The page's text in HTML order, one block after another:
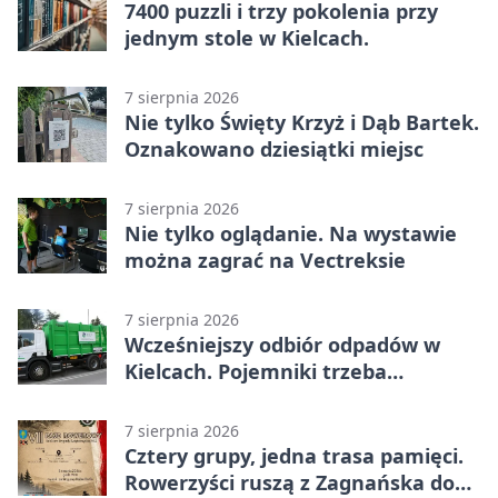
7400 puzzli i trzy pokolenia przy
jednym stole w Kielcach.
7 sierpnia 2026
Nie tylko Święty Krzyż i Dąb Bartek.
Oznakowano dziesiątki miejsc
7 sierpnia 2026
Nie tylko oglądanie. Na wystawie
można zagrać na Vectreksie
7 sierpnia 2026
Wcześniejszy odbiór odpadów w
Kielcach. Pojemniki trzeba
7 sierpnia 2026
Cztery grupy, jedna trasa pamięci.
Rowerzyści ruszą z Zagnańska do